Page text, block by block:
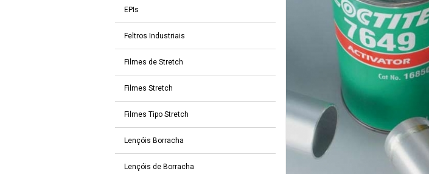
EPIs
Feltros Industriais
Filmes de Stretch
Filmes Stretch
Filmes Tipo Stretch
Lençóis Borracha
Lençóis de Borracha